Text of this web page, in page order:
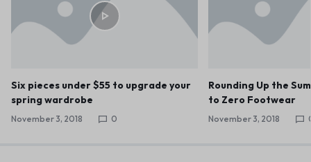
Six pieces under $55 to upgrade your
spring wardrobe
November 3, 2018 0
Rounding Up the
to Zero Footwear
November 3, 2018